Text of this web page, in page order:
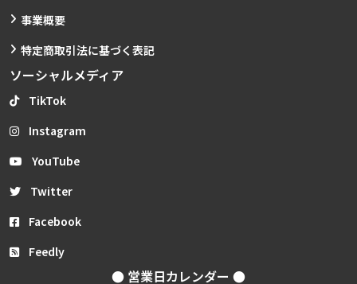
事業概要
特定商取引法に基づく表記
ソーシャルメディア
TikTok
Instagram
YouTube
Twitter
Facebook
Feedly
● 営業日カレンダー ●